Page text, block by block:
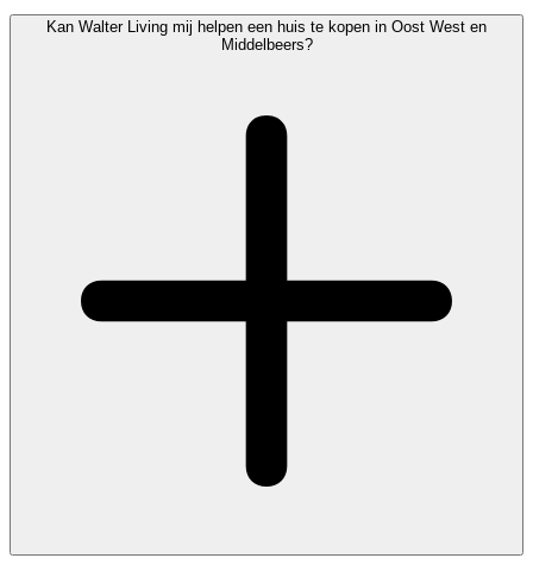
Kan Walter Living mij helpen een huis te kopen in Oost West en
Middelbeers?